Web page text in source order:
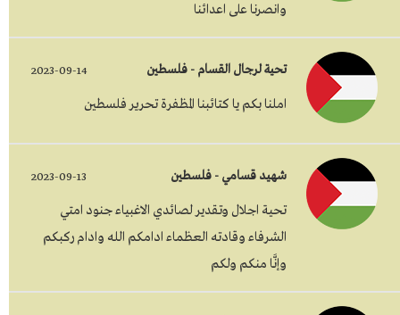
وانصرنا على اعدائنا
تحية لرجال القسام - فلسطين 2023-09-14
املنا بكم يا كتائبنا المظفرة تحرير فلسطين
شهيد قسامي - فلسطين 2023-09-13
تحية اجلال وتقدير لصائدي الاغبياء جنود امتي
الشرفاء وقادته العظماء ادامكم الله وادام ركبكم
وإنَّا منكم ولكم